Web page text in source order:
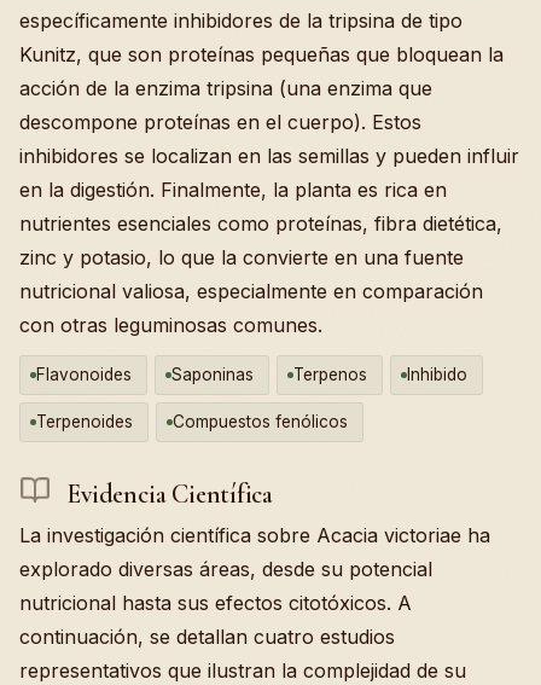
específicamente inhibidores de la tripsina de tipo
Kunitz, que son proteínas pequeñas que bloquean la
acción de la enzima tripsina (una enzima que
descompone proteínas en el cuerpo). Estos
inhibidores se localizan en las semillas y pueden influir
en la digestión. Finalmente, la planta es rica en
nutrientes esenciales como proteínas, fibra dietética,
zinc y potasio, lo que la convierte en una fuente
nutricional valiosa, especialmente en comparación
con otras leguminosas comunes.
Flavonoides Saponinas Terpenos Inhibido
Terpenoides Compuestos fenólicos
Evidencia Científica
La investigación científica sobre Acacia victoriae ha
explorado diversas áreas, desde su potencial
nutricional hasta sus efectos citotóxicos. A
continuación, se detallan cuatro estudios
representativos que ilustran la complejidad de su